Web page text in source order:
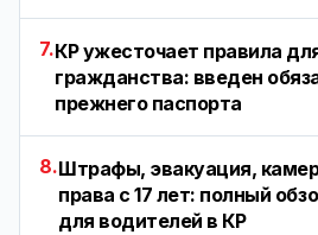
7.КР ужесточает правила
гражданства: введен
прежнего паспорта
8.Штрафы, эвакуация,
права с 17 лет: полный
для водителей в КР